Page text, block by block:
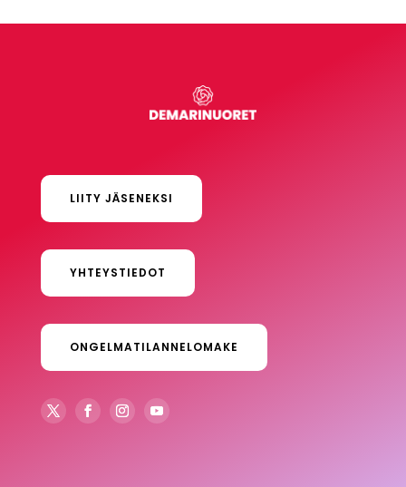
LIITY JÄSENEKSI
YHTEYSTIEDOT
ONGELMATILANNELOMAKE